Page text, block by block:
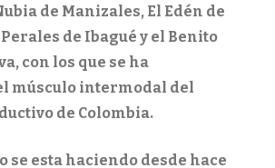
de Manizales, El Edén de
de Ibagué y el Benito
con los que se ha
músculo intermodal del
de Colombia.
se esta haciendo desde hace